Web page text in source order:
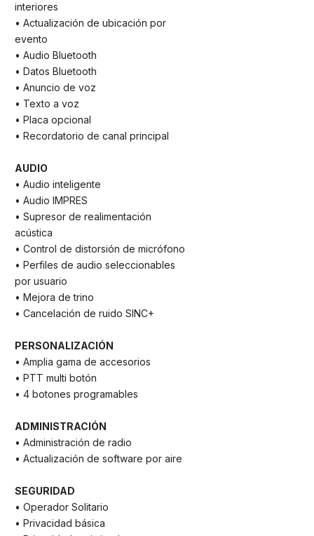
interiores
• Actualización de ubicación por
evento
• Audio Bluetooth
• Datos Bluetooth
• Anuncio de voz
• Texto a voz
• Placa opcional
• Recordatorio de canal principal
AUDIO
• Audio inteligente
• Audio IMPRES
• Supresor de realimentación
acústica
• Control de distorsión de micrófono
• Perfiles de audio seleccionables
por usuario
• Mejora de trino
• Cancelación de ruido SINC+
PERSONALIZACIÓN
• Amplia gama de accesorios
• PTT multi botón
• 4 botones programables
ADMINISTRACIÓN
• Administración de radio
• Actualización de software por aire
SEGURIDAD
• Operador Solitario
• Privacidad básica